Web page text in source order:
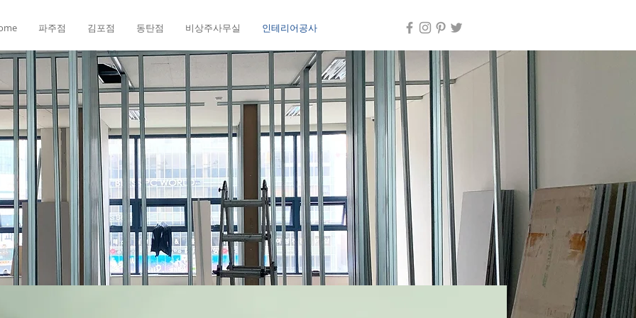
파주점 김포점 동탄점 비상주사무실 인테리어공사